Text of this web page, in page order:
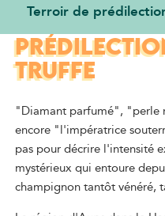
Terroir de
UN TERROIR
TRUFFE
"Diamant parfumé",
encore "l'impératrice
pas pour décrire l'intensité
mystérieux qui entoure
champignon tantôt vénéré,